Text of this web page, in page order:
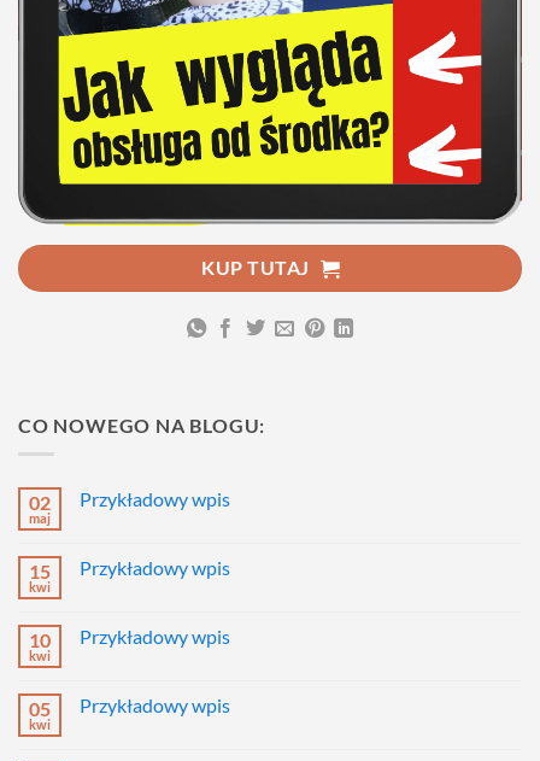
KUP TUTAJ
CO NOWEGO NA BLOGU:
02
maj
Przykładowy wpis
Przykładowy
15
kwi
Przykładowy wpis
Przykładowy
10
kwi
Przykładowy wpis
Przykładowy
05
kwi
Przykładowy wpis